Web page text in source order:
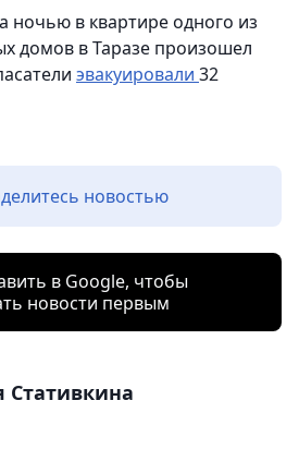
ночью в квартире одного из
домов в Таразе произошел
эвакуировали 32
новостью
в Google, чтобы
новости первым
Стативкина